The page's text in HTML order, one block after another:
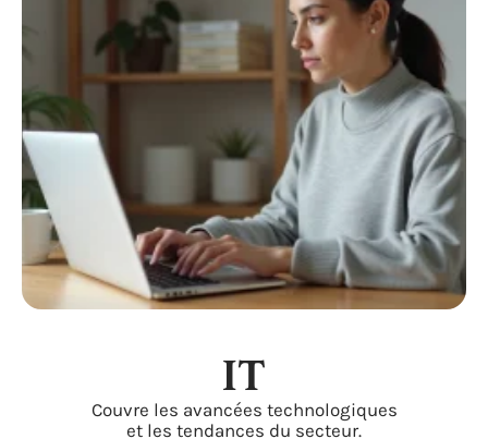
IT
Couvre les avancées technologiques
et les tendances du secteur.